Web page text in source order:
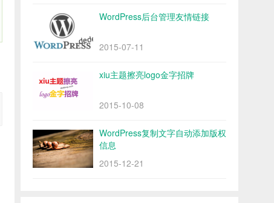
WordPress后台管理友情链接
2015-07-11
xiu主题擦亮logo金字招牌
2015-10-08
WordPress复制文字自动添加版权
信息
2015-12-21